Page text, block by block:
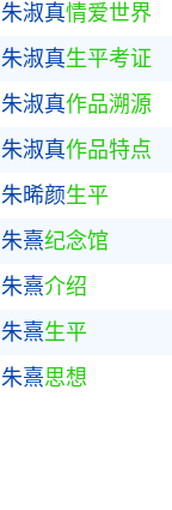
朱淑真情爱世界
朱淑真生平考证
朱淑真作品溯源
朱淑真作品特点
朱晞颜生平
朱熹纪念馆
朱熹介绍
朱熹生平
朱熹思想